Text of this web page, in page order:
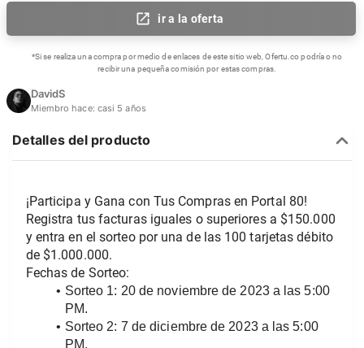
ir a la oferta
*Si se realiza una compra por medio de enlaces de este sitio web, Ofertu.co podría o no
recibir una pequeña comisión por estas compras.
DavidS
Miembro hace: casi 5 años
Detalles del producto
¡Participa y Gana con Tus Compras en Portal 80!
Registra tus facturas iguales o superiores a $150.000
y entra en el sorteo por una de las 100 tarjetas débito
de $1.000.000.
Fechas de Sorteo:
Sorteo 1: 20 de noviembre de 2023 a las 5:00
PM.
Sorteo 2: 7 de diciembre de 2023 a las 5:00
PM.